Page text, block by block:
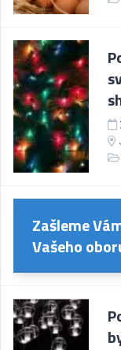
Zašleme
Vašeho